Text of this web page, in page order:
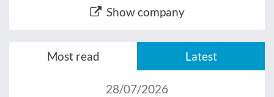
Show company
Most read Latest
28/07/2026